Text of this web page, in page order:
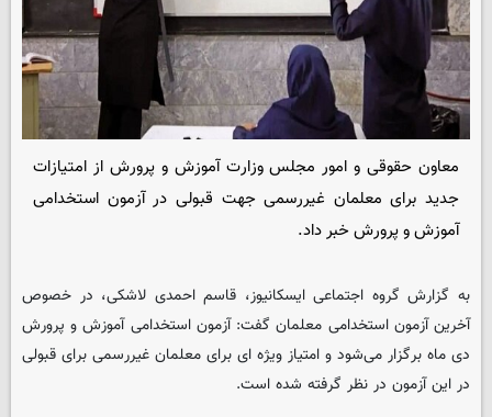
معاون حقوقی و امور مجلس وزارت آموزش و پرورش از امتیازات
جدید برای معلمان غیررسمی جهت قبولی در آزمون استخدامی
آموزش و پرورش خبر داد.
به گزارش گروه اجتماعیایسکانیوز، قاسم احمدی لاشکی، در خصوص
آخرین آزمون استخدامی معلمان گفت: آزمون استخدامی آموزش و پرورش
دی ماه برگزار می‌شود و امتیاز ویژه ای برای معلمان غیررسمی برای قبولی
در این آزمون در نظر گرفته شده است.